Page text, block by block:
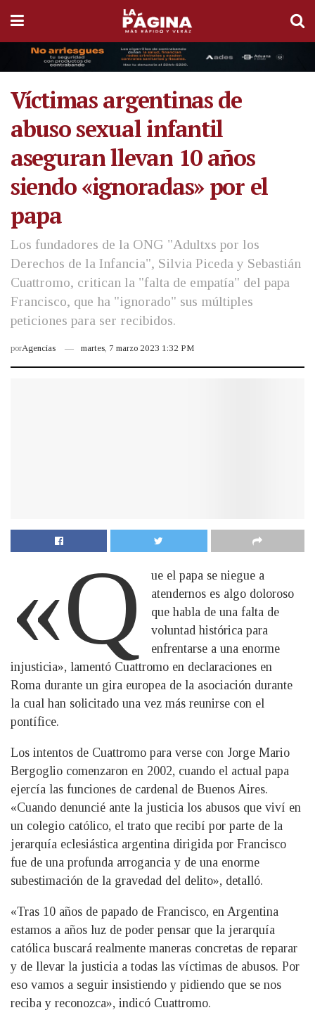
Víctimas argentinas de
abuso sexual infantil
aseguran llevan 10 años
siendo «ignoradas» por el
papa
Los fundadores de la ONG "Adultxs por los
Derechos de la Infancia", Silvia Piceda y Sebastián
Cuattromo, critican la "falta de empatía" del papa
Francisco, que ha "ignorado" sus múltiples
peticiones para ser recibidos.
porAgencias martes, 7 marzo 2023 1:32 PM
«Q
ue el papa se niegue a
atendernos es algo doloroso
que habla de una falta de
voluntad histórica para
enfrentarse a una enorme
injusticia», lamentó Cuattromo en declaraciones en
Roma durante un gira europea de la asociación durante
la cual han solicitado una vez más reunirse con el
pontífice.
Los intentos de Cuattromo para verse con Jorge Mario
Bergoglio comenzaron en 2002, cuando el actual papa
ejercía las funciones de cardenal de Buenos Aires.
«Cuando denuncié ante la justicia los abusos que viví en
un colegio católico, el trato que recibí por parte de la
jerarquía eclesiástica argentina dirigida por Francisco
fue de una profunda arrogancia y de una enorme
subestimación de la gravedad del delito», detalló.
«Tras 10 años de papado de Francisco, en Argentina
estamos a años luz de poder pensar que la jerarquía
católica buscará realmente maneras concretas de reparar
y de llevar la justicia a todas las víctimas de abusos. Por
eso vamos a seguir insistiendo y pidiendo que se nos
reciba y reconozca», indicó Cuattromo.